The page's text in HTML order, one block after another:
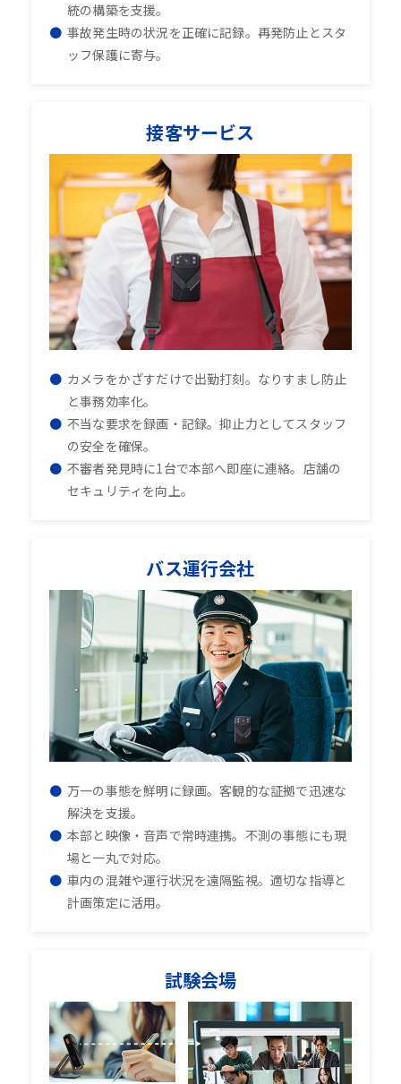
統の構築を支援。
事故発生時の状況を正確に記録。再発防止とスタ
ッフ保護に寄与。
接客サービス
カメラをかざすだけで出勤打刻。なりすまし防止
と事務効率化。
不当な要求を録画・記録。抑止力としてスタッフ
の安全を確保。
不審者発見時に1台で本部へ即座に連絡。店舗の
セキュリティを向上。
バス運行会社
万一の事態を鮮明に録画。客観的な証拠で迅速な
解決を支援。
本部と映像・音声で常時連携。不測の事態にも現
場と一丸で対応。
車内の混雑や運行状況を遠隔監視。適切な指導と
計画策定に活用。
試験会場